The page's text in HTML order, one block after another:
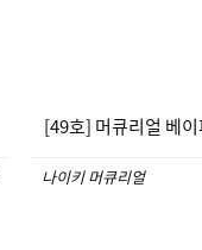
[49호] 머큐리얼 베
나이키 머큐리얼